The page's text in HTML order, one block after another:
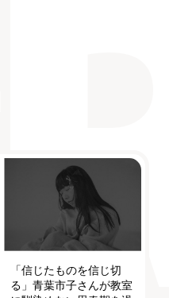
「信じたものを信じ切
る」青葉市子さんが教室